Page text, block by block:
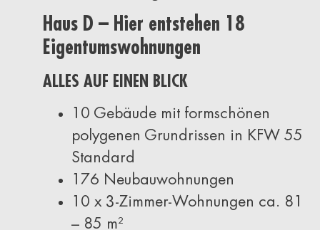
Haus D – Hier entstehen 18
Eigentumswohnungen
ALLES AUF EINEN BLICK
10 Gebäude mit formschönen
polygenen Grundrissen in KFW 55
Standard
176 Neubauwohnungen
10 x 3-Zimmer-Wohnungen ca. 81
– 85 m²